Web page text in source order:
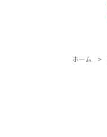
ホーム >